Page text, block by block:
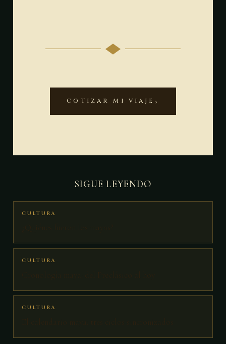
COTIZAR MI VIAJE
SIGUE LEYENDO
CULTURA
CULTURA
CULTURA